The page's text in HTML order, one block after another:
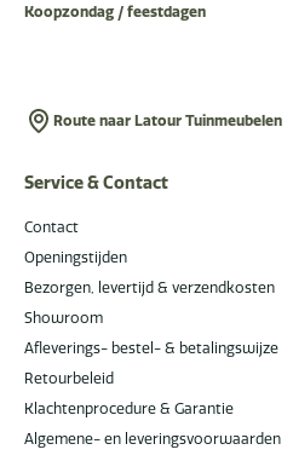
Koopzondag / feestdagen
Route naar Latour Tuinmeubelen
Service & Contact
Contact
Openingstijden
Bezorgen, levertijd & verzendkosten
Showroom
Afleverings- bestel- & betalingswijze
Retourbeleid
Klachtenprocedure & Garantie
Algemene- en leveringsvoorwaarden